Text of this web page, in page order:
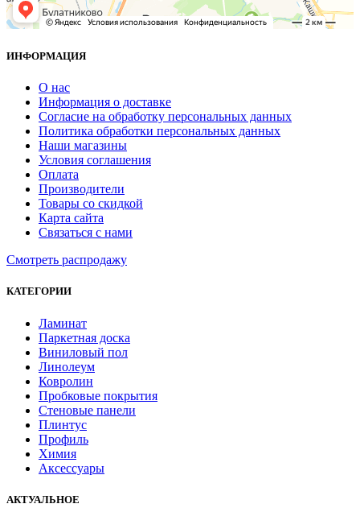
ИНФОРМАЦИЯ
О нас
Информация о доставке
Согласие на обработку персональных данных
Политика обработки персональных данных
Наши магазины
Условия соглашения
Оплата
Производители
Товары со скидкой
Карта сайта
Связаться с нами
Смотреть распродажу
КАТЕГОРИИ
Ламинат
Паркетная доска
Виниловый пол
Линолеум
Ковролин
Пробковые покрытия
Стеновые панели
Плинтус
Профиль
Химия
Аксессуары
АКТУАЛЬНОЕ